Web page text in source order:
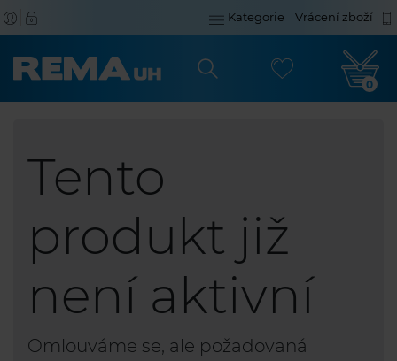
Kategorie Vrácení zboží
0
Tento
produkt již
není aktivní
Omlouváme se, ale požadovaná